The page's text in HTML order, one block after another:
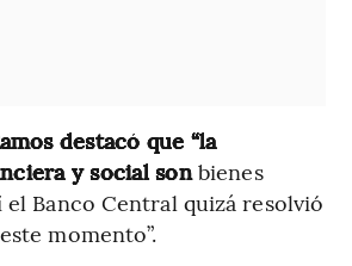
destacó que “la
y social sonbienes
Banco Central quizá resolvió
momento”.